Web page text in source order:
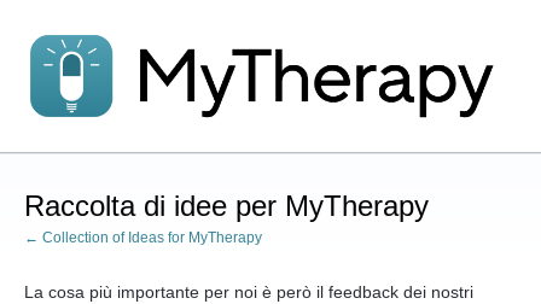
al
contenuto
Raccolta di idee per MyTherapy
← Collection of Ideas for MyTherapy
La cosa più importante per noi è però il feedback dei nostri